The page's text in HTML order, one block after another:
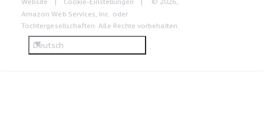
Amazon Web Services, Inc. oder
Tochtergesellschaften. Alle Rechte vorbehalten.
Deutsch